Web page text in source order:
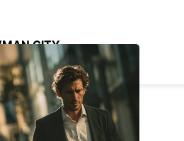
CITY
- AUSTRALIA